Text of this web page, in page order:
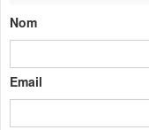
Nom
Email